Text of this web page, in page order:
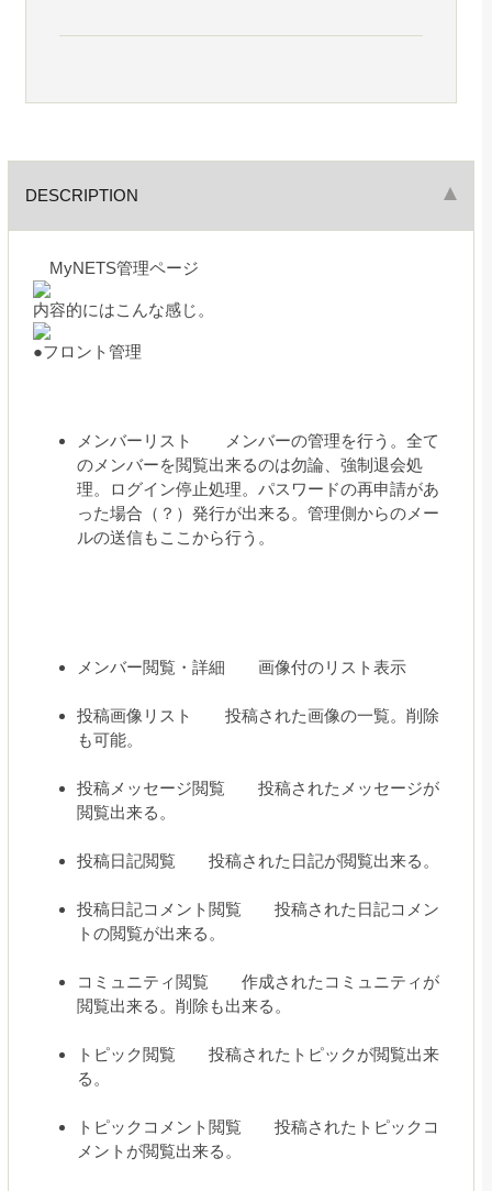
DESCRIPTION
MyNETS管理ページ
内容的にはこんな感じ。
●フロント管理
メンバーリスト メンバーの管理を行う。全て
のメンバーを閲覧出来るのは勿論、強制退会処
理。ログイン停止処理。パスワードの再申請があ
った場合（？）発行が出来る。管理側からのメー
ルの送信もここから行う。
メンバー閲覧・詳細 画像付のリスト表示
投稿画像リスト 投稿された画像の一覧。削除
も可能。
投稿メッセージ閲覧 投稿されたメッセージが
閲覧出来る。
投稿日記閲覧 投稿された日記が閲覧出来る。
投稿日記コメント閲覧 投稿された日記コメン
トの閲覧が出来る。
コミュニティ閲覧 作成されたコミュニティが
閲覧出来る。削除も出来る。
トピック閲覧 投稿されたトピックが閲覧出来
る。
トピックコメント閲覧 投稿されたトピックコ
メントが閲覧出来る。